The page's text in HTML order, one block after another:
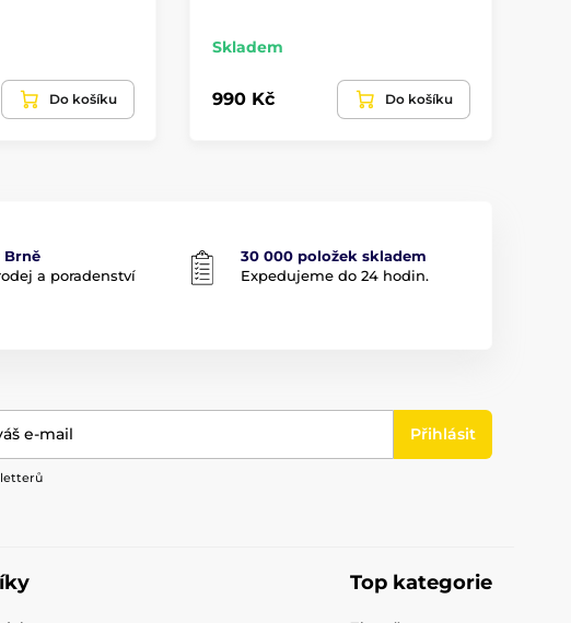
Do košíku
Skladem
990 Kč Do košíku
Brně
a poradenství
30 000 položek skladem
Expedujeme do 24 hodin.
e-mail Přihlásit
Top kategorie